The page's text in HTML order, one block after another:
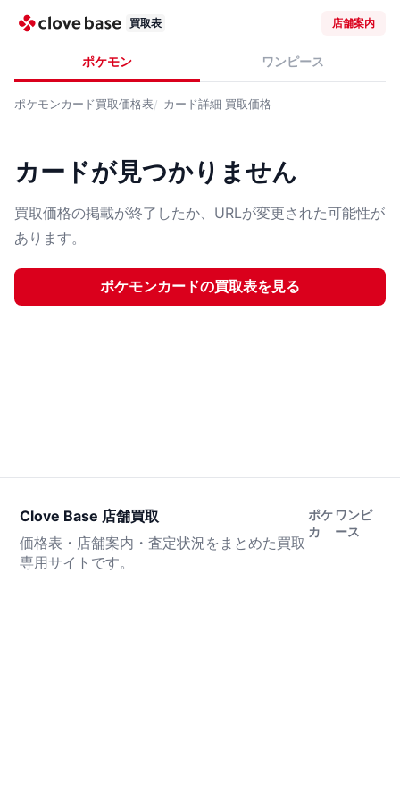
買取表 店舗案内
ポケモン ワンピース
ポケモンカード買取価格表 カード詳細 買取価格
カードが見つかりません
買取価格の掲載が終了したか、URLが変更された可能性が
あります。
ポケモンカードの買取表を見る
Clove Base 店舗買取
価格表・店舗案内・査定状況をまとめた買取
専用サイトです。
ポケ
カ
ワンピ
ース